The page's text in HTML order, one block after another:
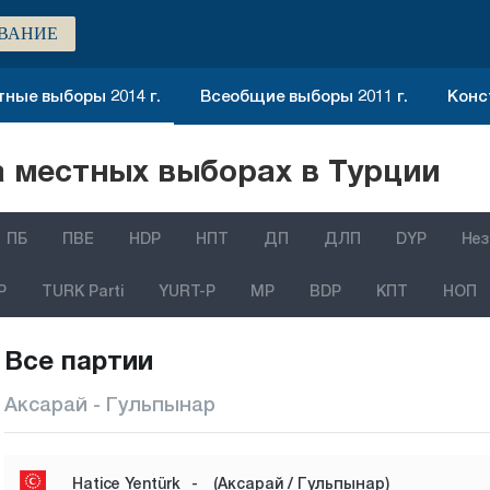
выборы 2014 г. Всеобщие выборы 2011 г.
выборах в Турции
ПБ ПВЕ HDP НПТ ДП ДЛП DYP
TURK Parti YURT-P MP BDP КПТ НОП
Все партии
Аксарай - Гульпынар
Hatice Yentürk - (Аксарай / Гульпынар)